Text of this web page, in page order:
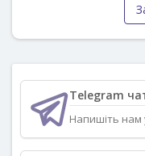
Telegram
Напишіть нам